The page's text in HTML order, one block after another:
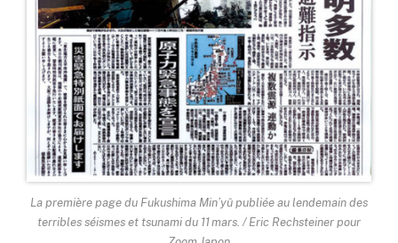
La première page du Fukushima Min’yû publiée au lendemain des
terribles séismes et tsunami du 11 mars. / Eric Rechsteiner pour